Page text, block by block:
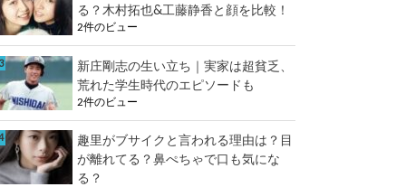
る？木村拓也&工藤静香と顔を比較！
2件のビュー
新庄剛志の生い立ち｜実家は超貧乏、
荒れた学生時代のエピソードも
2件のビュー
趣里がブサイクと言われる理由は？目
が離れてる？鼻ぺちゃで口も気にな
る？